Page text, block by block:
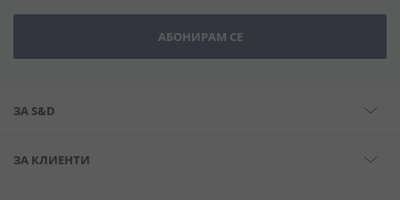
АБОНИРАМ СЕ
ЗА S&D
ЗА КЛИЕНТИ